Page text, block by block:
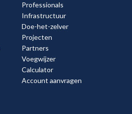
Professionals
Infrastructuur
Doe-het-zelver
Projecten
Partners
Voegwijzer
Calculator
Account aanvragen